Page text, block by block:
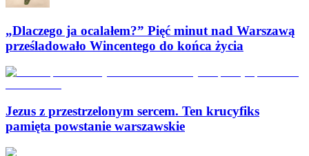
„Dlaczego ja ocalałem?” Pięć minut nad Warszawą
prześladowało Wincentego do końca życia
Jezus z przestrzelonym sercem. Ten krucyfiks
pamięta powstanie warszawskie